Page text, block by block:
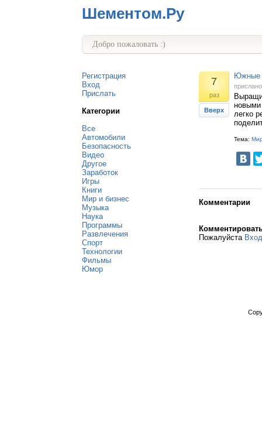
Шементом.Ру
Добро пожаловать :)
Регистрация
Вход
Прислать
Категории
Все
Автомобили
Безопасность
Видео
Другое
Заработок
Игры
Книги
Мир и бизнес
Музыка
Наука
Программы
Развлечения
Спорт
Технологии
Фильмы
Юмор
7
раз
Вверх
Южные
новыми
легко
Тема:
Комментарии
Пожалуйста Вход